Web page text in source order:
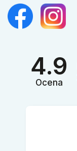
4.9
Ocena